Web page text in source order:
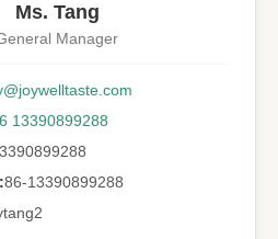
Ms. Tang
Manager
13390899288
86-13390899288